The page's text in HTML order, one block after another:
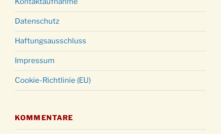
Datenschutz
Haftungsausschluss
Impressum
Cookie-Richtlinie (EU)
KOMMENTARE